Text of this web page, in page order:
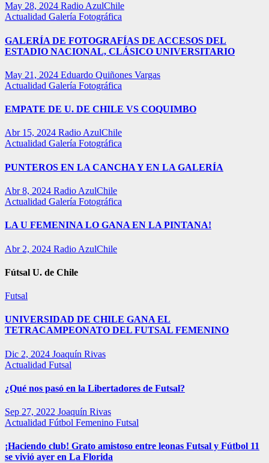
May 28, 2024 Radio AzulChile
Actualidad Galería Fotográfica
GALERÍA DE FOTOGRAFÍAS DE ACCESOS DEL
ESTADIO NACIONAL, CLÁSICO UNIVERSITARIO
May 21, 2024 Eduardo Quiñones Vargas
Actualidad Galería Fotográfica
EMPATE DE U. DE CHILE VS COQUIMBO
Abr 15, 2024 Radio AzulChile
Actualidad Galería Fotográfica
PUNTEROS EN LA CANCHA Y EN LA GALERÍA
Abr 8, 2024 Radio AzulChile
Actualidad Galería Fotográfica
LA U FEMENINA LO GANA EN LA PINTANA!
Abr 2, 2024 Radio AzulChile
Fútsal U. de Chile
Futsal
UNIVERSIDAD DE CHILE GANA EL
TETRACAMPEONATO DEL FUTSAL FEMENINO
Dic 2, 2024 Joaquín Rivas
Actualidad Futsal
¿Qué nos pasó en la Libertadores de Futsal?
Sep 27, 2022 Joaquín Rivas
Actualidad Fútbol Femenino Futsal
¡Haciendo club! Grato amistoso entre leonas Futsal y Fútbol 11
se vivió ayer en La Florida